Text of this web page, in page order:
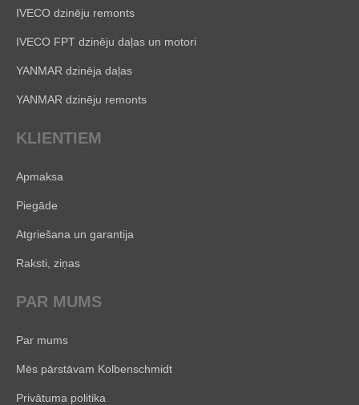
IVECO dzinēju remonts
IVECO FPT dzinēju daļas un motori
YANMAR dzinēja daļas
YANMAR dzinēju remonts
KLIENTIEM
Apmaksa
Piegāde
Atgriešana un garantija
Raksti, ziņas
PAR MUMS
Par mums
Mēs pārstāvam Kolbenschmidt
Privātuma politika